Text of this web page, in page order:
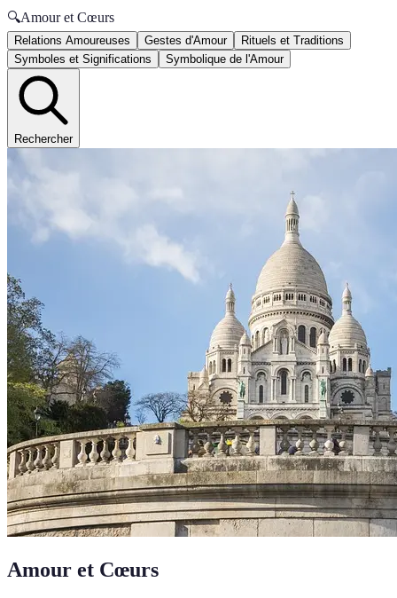
🔍Amour et Cœurs
Relations Amoureuses Gestes d'Amour
Rituels et Traditions
Symboles et Significations
Symbolique de l'Amour
Rechercher
Amour et Cœurs